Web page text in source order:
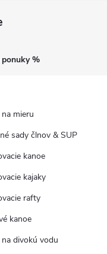
%
na mieru
sady člnov & SUP
kanoe
kajaky
rafty
kanoe
na divokú vodu